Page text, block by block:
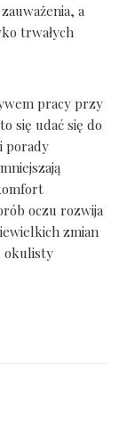
a
trwałych
pracy przy
się udać się do
porady
oczu rozwija
zmian
okulisty